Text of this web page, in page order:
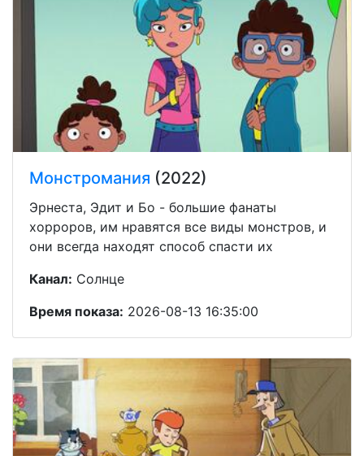
Монстромания (2022)
Эрнеста, Эдит и Бо - большие фанаты
хорроров, им нравятся все виды монстров, и
они всегда находят способ спасти их
Канал: Солнце
Время показа: 2026-08-13 16:35:00